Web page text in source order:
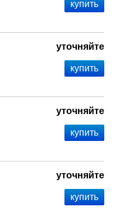
уточняйте
уточняйте
уточняйте